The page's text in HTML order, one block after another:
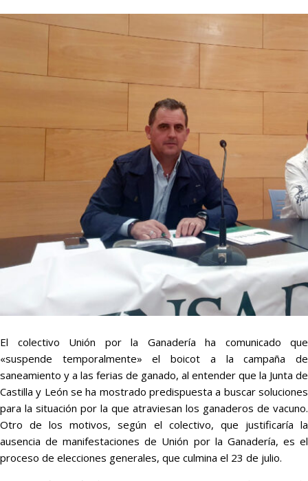
El colectivo Unión por la Ganadería ha comunicado que
«suspende temporalmente» el boicot a la campaña de
saneamiento y a las ferias de ganado, al entender que la Junta de
Castilla y León se ha mostrado predispuesta a buscar soluciones
para la situación por la que atraviesan los ganaderos de vacuno.
Otro de los motivos, según el colectivo, que justificaría la
ausencia de manifestaciones de Unión por la Ganadería, es el
proceso de elecciones generales, que culmina el 23 de julio.